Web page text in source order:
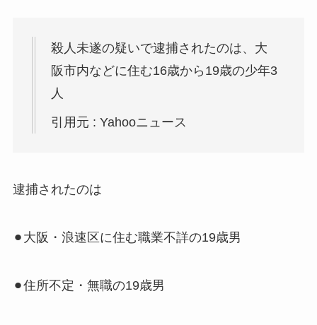
殺人未遂の疑いで逮捕されたのは、大
阪市内などに住む16歳から19歳の少年3
人
引用元 : Yahooニュース
逮捕されたのは
⚫︎大阪・浪速区に住む職業不詳の19歳男
⚫︎住所不定・無職の19歳男